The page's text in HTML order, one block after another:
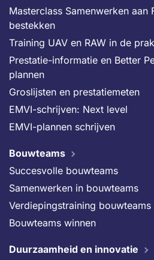
Masterclass Samenwerken aan
bestekken
Training UAV en RAW in de
Prestatie-informatie en Better
plannen
Groslijsten en prestatiemeten
EMVI-schrijven: Next level
EMVI-plannen schrijven
Bouwteams
Succesvolle bouwteams
Samenwerken in bouwteams
Verdiepingstraining bouwteams
Bouwteams winnen
Duurzaamheid en innovatie